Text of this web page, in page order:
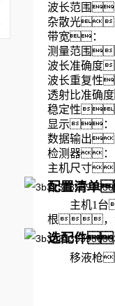
波长范围
杂散光
带宽
测量范围
波长准确
波长重复
透射比准确
稳定性
显示
数据输出
检测器
主机尺寸
配置清
主机1
根，
选配件
移液枪